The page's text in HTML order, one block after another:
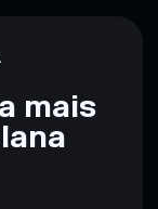
mais